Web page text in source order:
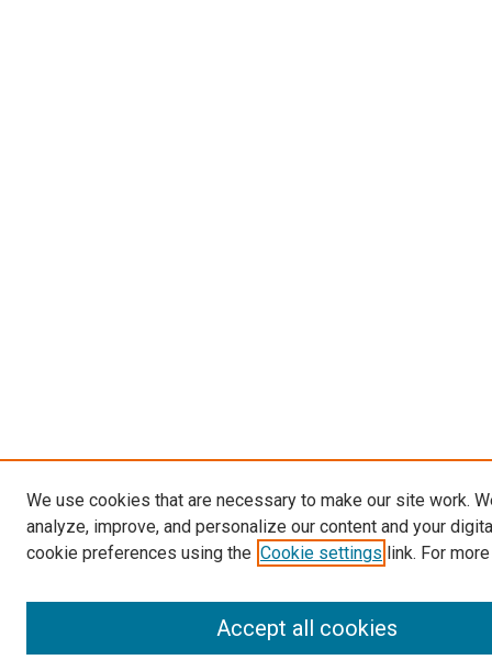
We use cookies that are necessary to make our site work.
analyze, improve, and personalize our content and your
cookie preferences using the Cookie settings link. For
Accept all cookies